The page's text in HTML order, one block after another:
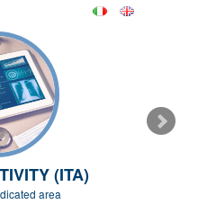
(ITA)
area